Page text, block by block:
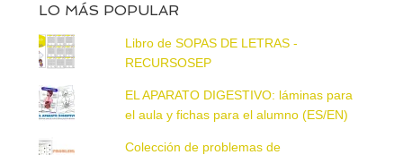
LO MÁS POPULAR
Libro de SOPAS DE LETRAS -
RECURSOSEP
EL APARATO DIGESTIVO: láminas para
el aula y fichas para el alumno (ES/EN)
Colección de problemas de